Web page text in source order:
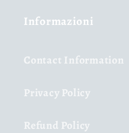
Informazioni
Contact Information
Privacy Policy
Refund Policy